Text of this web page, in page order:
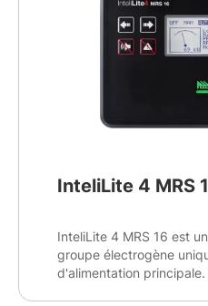
InteliLite 4 MRS
InteliLite 4 MRS 16 est
groupe électrogène
d'alimentation